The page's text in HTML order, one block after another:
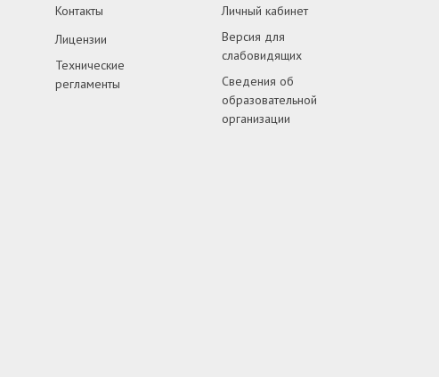
Контакты
Лицензии
Технические
регламенты
Личный кабинет
Версия для
слабовидящих
Сведения об
образовательной
организации